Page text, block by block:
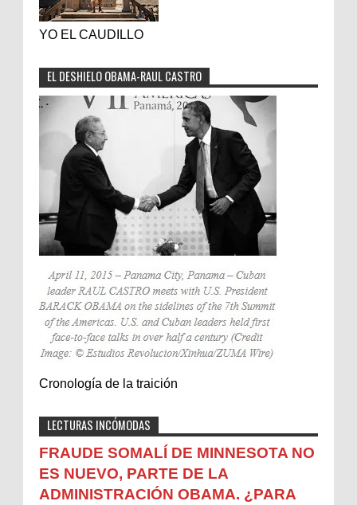
YO EL CAUDILLO
EL DESHIELO OBAMA-RAUL CASTRO
Cronología de la traición
LECTURAS INCÓMODAS
FRAUDE SOMALÍ DE MINNESOTA NO
ES NUEVO, PARTE DE LA
ADMINISTRACIÓN OBAMA. ¿PARA